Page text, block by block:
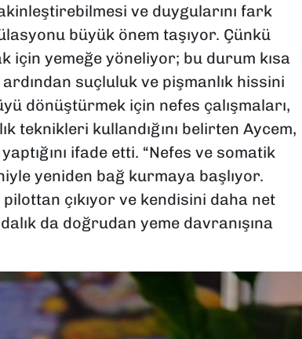
ve duygularını fark
büyük önem taşıyor. Çünkü
için yemeğe yöneliyor; bu durum kısa
suçluluk ve pişmanlık hissini
dönüştürmek için nefes çalışmaları,
teknikleri kullandığını belirten Aycem,
ifade etti. “Nefes ve somatik
yeniden bağ kurmaya başlıyor.
çıkıyor ve kendisini daha net
da doğrudan yeme davranışına